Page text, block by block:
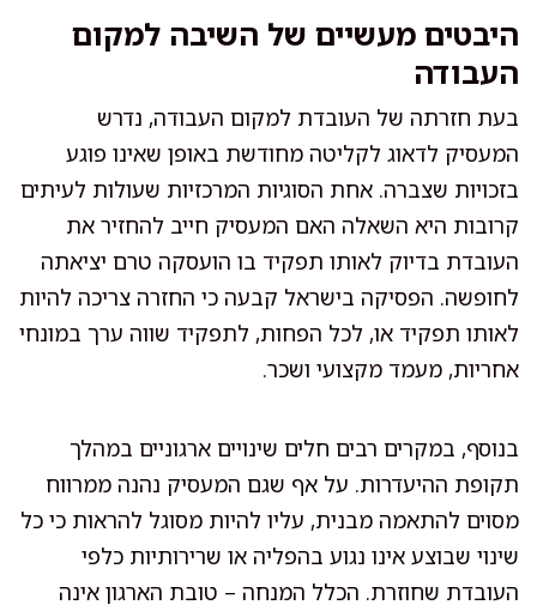
היבטים מעשיים של השיבה למקום
העבודה
בעת חזרתה של העובדת למקום העבודה, נדרש
המעסיק לדאוג לקליטה מחודשת באופן שאינו פוגע
בזכויות שצברה. אחת הסוגיות המרכזיות שעולות לעיתים
קרובות היא השאלה האם המעסיק חייב להחזיר את
העובדת בדיוק לאותו תפקיד בו הועסקה טרם יציאתה
לחופשה. הפסיקה בישראל קבעה כי החזרה צריכה להיות
לאותו תפקיד או, לכל הפחות, לתפקיד שווה ערך במונחי
אחריות, מעמד מקצועי ושכר.
בנוסף, במקרים רבים חלים שינויים ארגוניים במהלך
תקופת ההיעדרות. על אף שגם המעסיק נהנה ממרווח
מסוים להתאמה מבנית, עליו להיות מסוגל להראות כי כל
שינוי שבוצע אינו נגוע בהפליה או שרירותיות כלפי
העובדת שחוזרת. הכלל המנחה – טובת הארגון אינה